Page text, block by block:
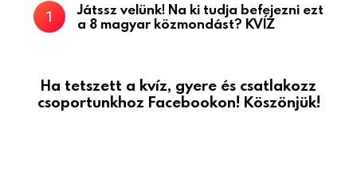
Játssz velünk! Na ki tudja befejezni ezt
a 8 magyar közmondást? KVÍZ
Ha tetszett a kvíz, gyere és csatlakozz
csoportunkhoz Facebookon! Köszönjük!